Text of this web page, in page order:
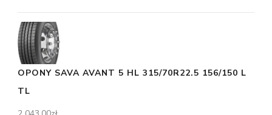
OPONY SAVA AVANT 5 HL 315/70R22.5 156/150 L
TL